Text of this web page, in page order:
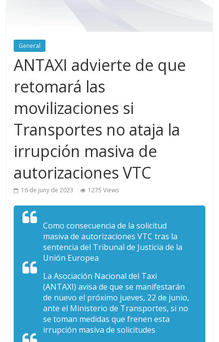
General
ANTAXI advierte de que
retomará las
movilizaciones si
Transportes no ataja la
irrupción masiva de
autorizaciones VTC
16 de juny de 2023 1275 Views
Como consecuencia de la solicitud
masiva de autorizaciones VTC tras la
sentencia del Tribunal de Justicia de la
Unión Europea
La Asociación Nacional del Taxi
(ANTAXI) avisa de que se manifestarán
de nuevo el próximo jueves, 22 de junio,
ante el Ministerio de Transportes, si no
se toman medidas que frenen esta
irrupción masiva de solicitudes